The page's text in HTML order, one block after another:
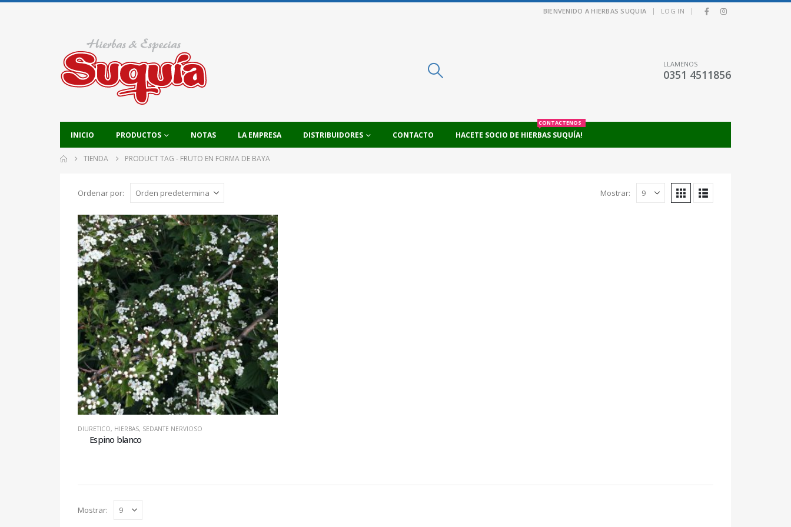
BIENVENIDO A HIERBAS SUQUIA | LOG IN |
LLAMENOS
0351 4511856
INICIO PRODUCTOS NOTAS LA EMPRESA DISTRIBUIDORES CONTACTO HACETE SOCIO DE HIERBAS SUQUÍA!
CONTACTENOS
TIENDA PRODUCT TAG - FRUTO EN FORMA DE BAYA
Ordenar por: Mostrar:
DIURETICO, HIERBAS, SEDANTE NERVIOSO
Espino blanco
Mostrar: